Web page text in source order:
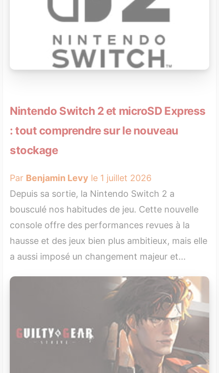
Nintendo Switch 2 et microSD Express
: tout comprendre sur le nouveau
stockage
Par Benjamin Levy le 1 juillet 2026
Depuis sa sortie, la Nintendo Switch 2 a
bousculé nos habitudes de jeu. Cette nouvelle
console offre des performances revues à la
hausse et des jeux bien plus ambitieux, mais elle
a aussi imposé un changement majeur et...